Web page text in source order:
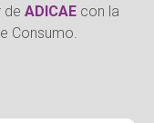
de ADICAEcon la
Consumo.